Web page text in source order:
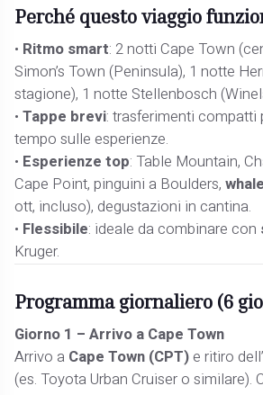
Perché questo viaggio
• Ritmo smart: 2 notti Cape Town
Simon’s Town (Peninsula), 1 notte
stagione), 1 notte Stellenbosch
•Tappe brevi: trasferimenti compatti
tempo sulle esperienze.
• Esperienze top: Table Mountain,
Cape Point, pinguini a Boulders,
ott, incluso), degustazioni in cantina.
• Flessibile: ideale da combinare con
Kruger.
Programma giornaliero (6
Giorno 1 – Arrivo a Cape Town
Arrivo a Cape Town (CPT)e ritiro dell’
(es. Toyota Urban Cruiser o similare).